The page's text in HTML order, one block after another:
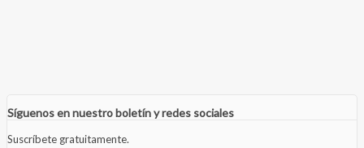
Síguenos en nuestro boletín y redes sociales
Suscríbete gratuitamente.